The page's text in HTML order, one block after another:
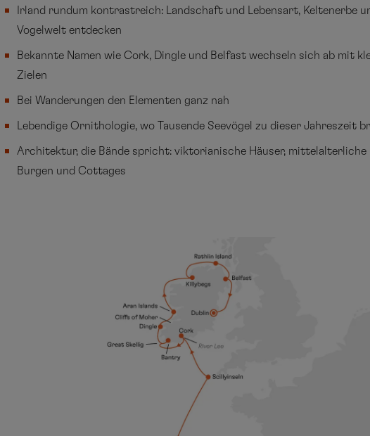
Irland rundum kontrastreich: Landschaft und Lebensart, Keltenerbe
Vogelwelt entdecken
Bekannte Namen wie Cork, Dingle und Belfast wechseln sich ab mit
Zielen
Bei Wanderungen den Elementen ganz nah
Lebendige Ornithologie, wo Tausende Seevögel zu dieser Jahreszeit
Architektur, die Bände spricht: viktorianische Häuser, mittelalterliche
Burgen und Cottages